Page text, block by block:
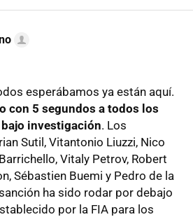
esperábamos ya están aquí.
con 5 segundos a todos los
investigación. Los
Sutil, Vitantonio Liuzzi, Nico
Vitaly Petrov, Robert
Sébastien Buemi y Pedro de la
ha sido rodar por debajo
por la FIA para los